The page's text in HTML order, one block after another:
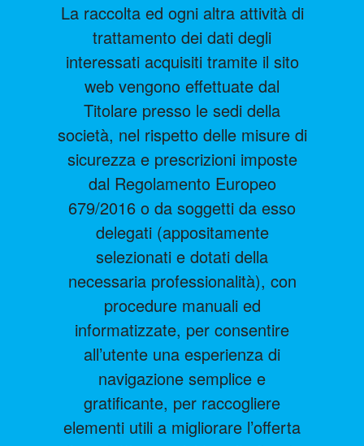
La raccolta ed ogni altra attività di
trattamento dei dati degli
interessati acquisiti tramite il sito
web vengono effettuate dal
Titolare presso le sedi della
società, nel rispetto delle misure di
sicurezza e prescrizioni imposte
dal Regolamento Europeo
679/2016 o da soggetti da esso
delegati (appositamente
selezionati e dotati della
necessaria professionalità), con
procedure manuali ed
informatizzate, per consentire
all’utente una esperienza di
navigazione semplice e
gratificante, per raccogliere
elementi utili a migliorare l’offerta